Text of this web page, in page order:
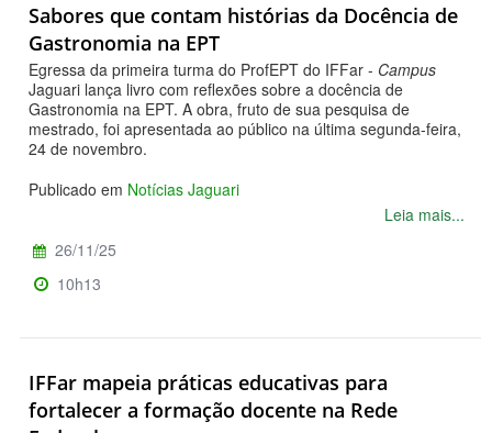
Sabores que contam histórias da Docência de
Gastronomia na EPT
Egressa da primeira turma do ProfEPT do IFFar - Campus
Jaguari lança livro com reflexões sobre a docência de
Gastronomia na EPT. A obra, fruto de sua pesquisa de
mestrado, foi apresentada ao público na última segunda-feira,
24 de novembro.
Publicado em Notícias Jaguari
Leia mais...
26/11/25
10h13
IFFar mapeia práticas educativas para
fortalecer a formação docente na Rede